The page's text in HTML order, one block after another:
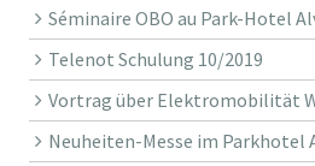
Séminaire OBO au Park-Hotel
Telenot Schulung 10/2019
Vortrag über Elektromobilität
Neuheiten-Messe im Parkhotel